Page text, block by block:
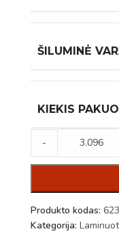
ŠILUMINĖ
KIEKIS
-
Produkto kodas:
Kategorija: